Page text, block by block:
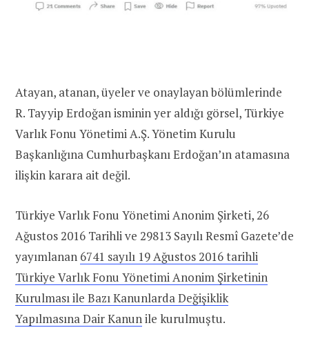
Atayan, atanan, üyeler ve onaylayan bölümlerinde
R. Tayyip Erdoğan isminin yer aldığı görsel, Türkiye
Varlık Fonu Yönetimi A.Ş. Yönetim Kurulu
Başkanlığına Cumhurbaşkanı Erdoğan’ın atamasına
ilişkin karara ait değil.
Türkiye Varlık Fonu Yönetimi Anonim Şirketi, 26
Ağustos 2016 Tarihli ve 29813 Sayılı Resmî Gazete’de
yayımlanan 6741 sayılı 19 Ağustos 2016 tarihli
Türkiye Varlık Fonu Yönetimi Anonim Şirketinin
Kurulması ile Bazı Kanunlarda Değişiklik
Yapılmasına Dair Kanunile kurulmuştu.